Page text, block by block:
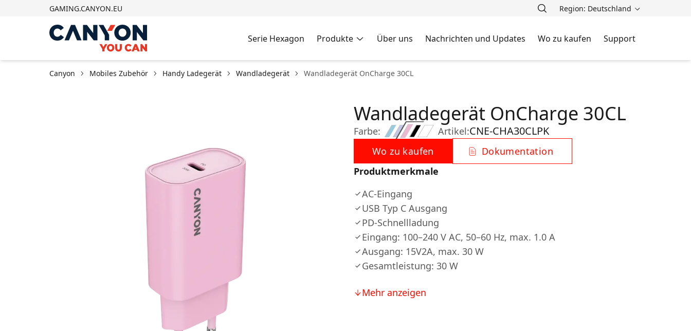
GAMING.CANYON.EU Region: Deutschland
Serie Hexagon Produkte Über uns Nachrichten und Updates Wo zu kaufen Support
Canyon Mobiles Zubehör Handy Ladegerät Wandladegerät Wandladegerät OnCharge 30CL
Farbe:
Wandladegerät OnCharge 30CL
Artikel:CNE-CHA30CLPK
Wo zu kaufen
Dokumentation
Produktmerkmale
AC-Eingang
USB Typ C Ausgang
PD-Schnellladung
Eingang: 100–240 V AC, 50–60 Hz, max. 1.0 A
Ausgang: 15V2A, max. 30 W
Gesamtleistung: 30 W
Mehr anzeigen